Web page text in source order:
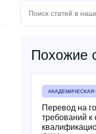
Похожие
АКАДЕМИЧЕСКАЯ
Перевод на
требований к